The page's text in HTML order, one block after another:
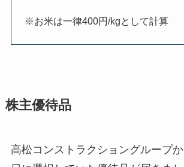
※お米は一律400円/kgとして計算
株主優待品
高松コンストラクショングループ